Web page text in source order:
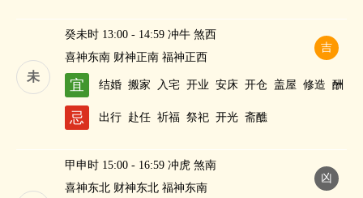
未
吉
癸未时 13:00 - 14:59 冲牛 煞西
喜神东南 财神正南 福神正西
宜 结婚 搬家 入宅 开业 安床 开仓 盖屋 修造 酬
神
纳财
忌 出行 赴任 祈福 祭祀 开光 斋醮
凶
甲申时 15:00 - 16:59 冲虎 煞南
喜神东北 财神东北 福神东南